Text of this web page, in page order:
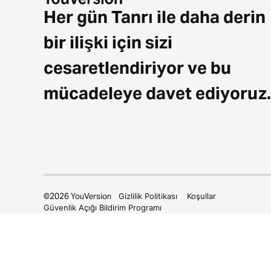
Her gün Tanrı ile daha derin
bir ilişki için sizi
cesaretlendiriyor ve bu
mücadeleye davet ediyoruz.
©2026YouVersion Gizlilik Politikası
Koşullar
Güvenlik Açığı Bildirim Programı